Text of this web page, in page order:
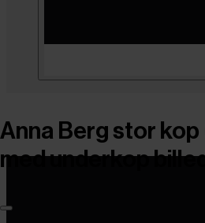
Anna Berg stor kop
med underkop